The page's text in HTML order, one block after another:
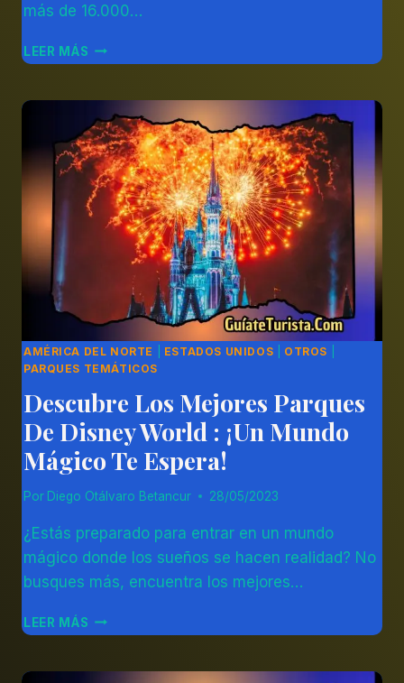
más de 16.000…
LEER MÁS EL
PARQUE
EL
YARUMO
EN
COLOMBIA
AMÉRICA DEL NORTE ESTADOS UNIDOS OTROS
PARQUES TEMÁTICOS
Descubre Los Mejores Parques
De Disney World : ¡Un Mundo
Mágico Te Espera!
Por Diego Otálvaro Betancur 28/05/2023
¿Estás preparado para entrar en un mundo
mágico donde los sueños se hacen realidad? No
busques más, encuentra los mejores…
LEER MÁS DESCUBRE
LOS
PARQUES